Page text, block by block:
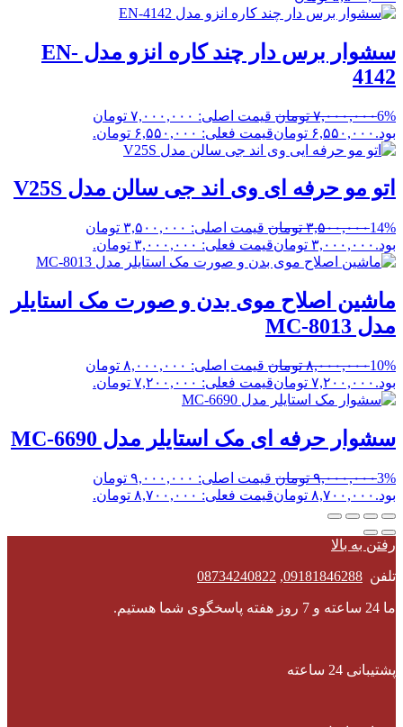
سشوار برس دار چند کاره انزو مدل EN-
4142
6%۷,۰۰۰,۰۰۰ تومان
قیمت اصلی: ۷,۰۰۰,۰۰۰ تومان
بود. ۶,۵۵۰,۰۰۰ تومانقیمت فعلی: ۶,۵۵۰,۰۰۰ تومان.
اتو مو حرفه ای وی اند جی سالن مدل V25S
14%۳,۵۰۰,۰۰۰ تومان
قیمت اصلی: ۳,۵۰۰,۰۰۰ تومان
بود. ۳,۰۰۰,۰۰۰ تومانقیمت فعلی: ۳,۰۰۰,۰۰۰ تومان.
ماشین اصلاح موی بدن و صورت مک استایلر
مدل MC-8013
10%۸,۰۰۰,۰۰۰ تومان
قیمت اصلی: ۸,۰۰۰,۰۰۰ تومان
بود. ۷,۲۰۰,۰۰۰ تومانقیمت فعلی: ۷,۲۰۰,۰۰۰ تومان.
سشوار حرفه ای مک استایلر مدل MC-6690
3%۹,۰۰۰,۰۰۰ تومان
قیمت اصلی: ۹,۰۰۰,۰۰۰ تومان
بود. ۸,۷۰۰,۰۰۰ تومانقیمت فعلی: ۸,۷۰۰,۰۰۰ تومان.
رفتن به بالا
تلفن 09181846288
,
08734240822
ما 24 ساعته و 7 روز هفته پاسخگوی شما هستیم.
پشتیبانی 24 ساعته